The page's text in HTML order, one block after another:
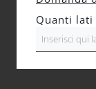
Quanti lati